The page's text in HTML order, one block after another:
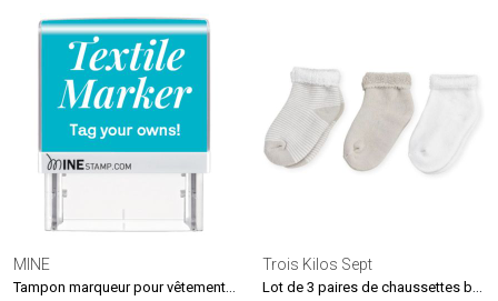
MINE
Tampon marqueur pour vêtements et livres MINE Stamp
Trois Kilos Sept
Lot de 3 paires de chaussettes beige et blanc (0-6 mois)